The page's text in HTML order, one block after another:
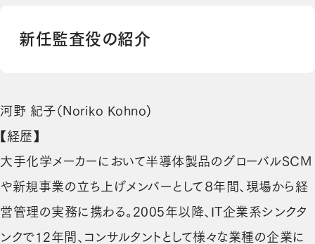
新任監査役の紹介
河野 紀子（Noriko Kohno)
【経歴】
大手化学メーカーにおいて半導体製品のグローバルSCM
や新規事業の立ち上げメンバーとして８年間、現場から経
営管理の実務に携わる。2005年以降、IT企業系シンクタ
ンクで12年間、コンサルタントとして様々な業種の企業に